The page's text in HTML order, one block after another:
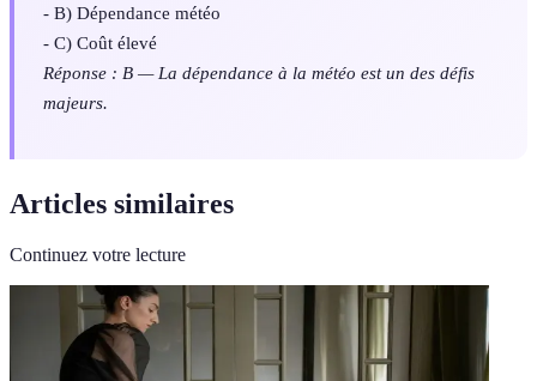
- B) Dépendance météo
- C) Coût élevé
Réponse : B — La dépendance à la météo est un des défis
majeurs.
Articles similaires
Continuez votre lecture